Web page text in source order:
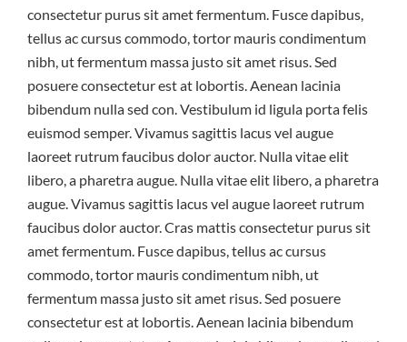
consectetur purus sit amet fermentum. Fusce dapibus,
tellus ac cursus commodo, tortor mauris condimentum
nibh, ut fermentum massa justo sit amet risus. Sed
posuere consectetur est at lobortis. Aenean lacinia
bibendum nulla sed con. Vestibulum id ligula porta felis
euismod semper. Vivamus sagittis lacus vel augue
laoreet rutrum faucibus dolor auctor. Nulla vitae elit
libero, a pharetra augue. Nulla vitae elit libero, a pharetra
augue. Vivamus sagittis lacus vel augue laoreet rutrum
faucibus dolor auctor. Cras mattis consectetur purus sit
amet fermentum. Fusce dapibus, tellus ac cursus
commodo, tortor mauris condimentum nibh, ut
fermentum massa justo sit amet risus. Sed posuere
consectetur est at lobortis. Aenean lacinia bibendum